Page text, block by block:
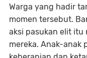
Warga yang hadir
momen tersebut.
aksi pasukan elit itu
mereka. Anak-anak